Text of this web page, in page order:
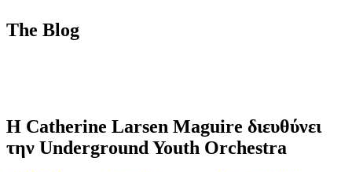
The Blog
Η Catherine Larsen Maguire διευθύνει
την Underground Youth Orchestra